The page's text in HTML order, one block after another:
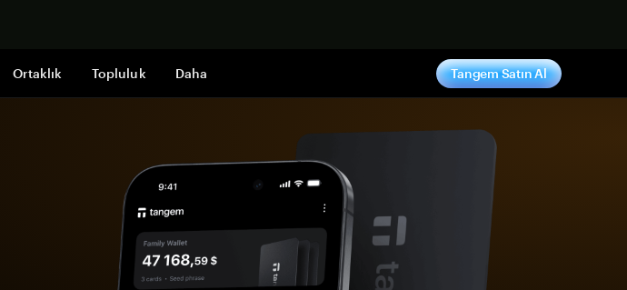
Ortaklık Topluluk Daha Tangem Satın Al